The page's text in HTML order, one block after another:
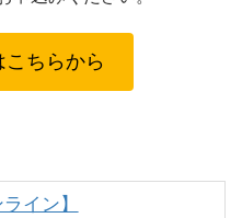
こちらから
イン】